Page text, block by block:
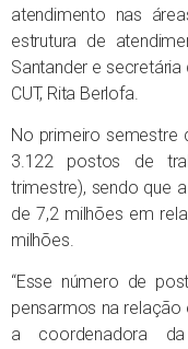
atendimento nas
estrutura de
Santander e
CUT, Rita Berlofa.
No primeiro semestre
3.122 postos de
trimestre), sendo que
de 7,2 milhões em
milhões.
“Esse número de
pensarmos na relação
a coordenadora